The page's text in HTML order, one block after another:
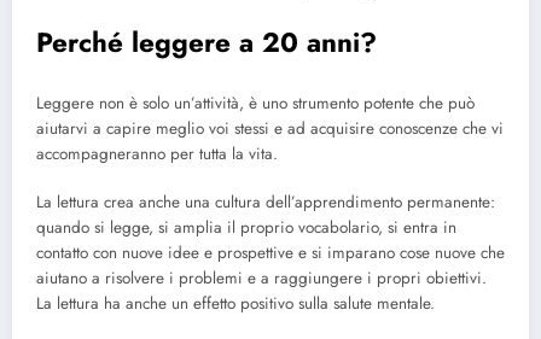
Perché leggere a 20 anni?
Leggere non è solo un’attività, è uno strumento potente che può
aiutarvi a capire meglio voi stessi e ad acquisire conoscenze che vi
accompagneranno per tutta la vita.
La lettura crea anche una cultura dell’apprendimento permanente:
quando si legge, si amplia il proprio vocabolario, si entra in
contatto con nuove idee e prospettive e si imparano cose nuove che
aiutano a risolvere i problemi e a raggiungere i propri obiettivi.
La lettura ha anche un effetto positivo sulla salute mentale.